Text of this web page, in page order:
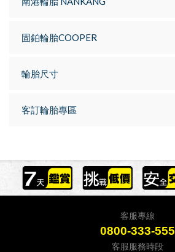
固鉑輪胎COOPER
輪胎尺寸
客訂輪胎專區
客服專線
0800-333-555
客服服務時段